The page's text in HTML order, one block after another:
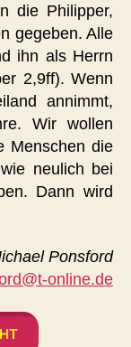
die Philipper,
gegeben. Alle
ihn als Herrn
2,9ff). Wenn
annimmt,
Wir wollen
Menschen die
neulich bei
Dann wird
Ponsford
online.de